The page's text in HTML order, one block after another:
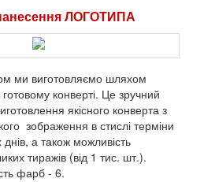
ЛОГОТИПА
ми виготовляємо шляхом
конверті. Це зручний
якісного конверта з
зображення в стислі терміни
а також можливість
тиражів (від 1 тис. шт.).
фарб - 6.